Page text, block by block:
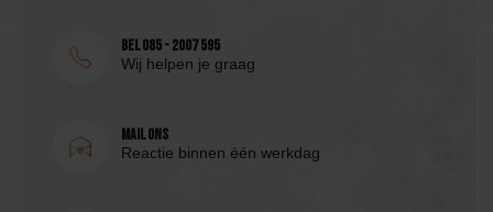
Bel 085 - 2007 595
Wij helpen je graag
Mail ons
Reactie binnen één werkdag